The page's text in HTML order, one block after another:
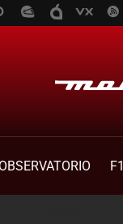
OBSERVATORIO F1